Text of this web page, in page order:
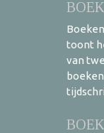
toont
van